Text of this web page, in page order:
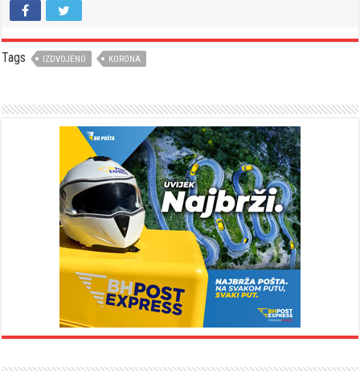
Tags IZDVOJENO KORONA